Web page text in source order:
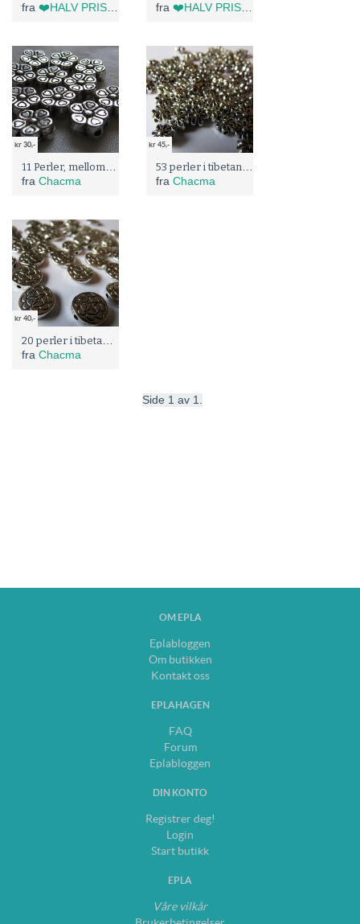
fra ❤️HALV PRIS I BLÅBÆRTUA :)
fra ❤️HALV PRIS I BLÅBÆRTUA :)
kr 30,-
fra Chacma
kr 45,-
fra Chacma
kr 40,-
fra Chacma
Side 1 av 1.
OM EPLA
Eplabloggen
Om butikken
Kontakt oss
EPLAHAGEN
FAQ
Forum
Eplabloggen
DIN KONTO
Registrer deg!
Login
Start butikk
EPLA
Våre vilkår